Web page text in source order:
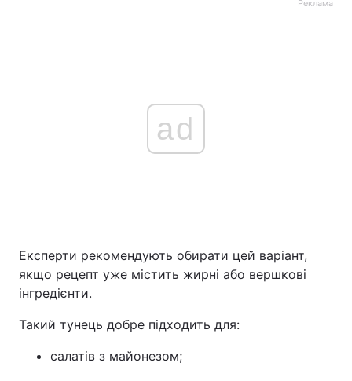
Реклама
ad
Експерти рекомендують обирати цей варіант,
якщо рецепт уже містить жирні або вершкові
інгредієнти.
Такий тунець добре підходить для:
салатів з майонезом;